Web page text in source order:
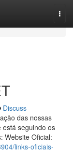
Discuss
das nossas
está seguindo os
Website Oficial:
links-oficiais-